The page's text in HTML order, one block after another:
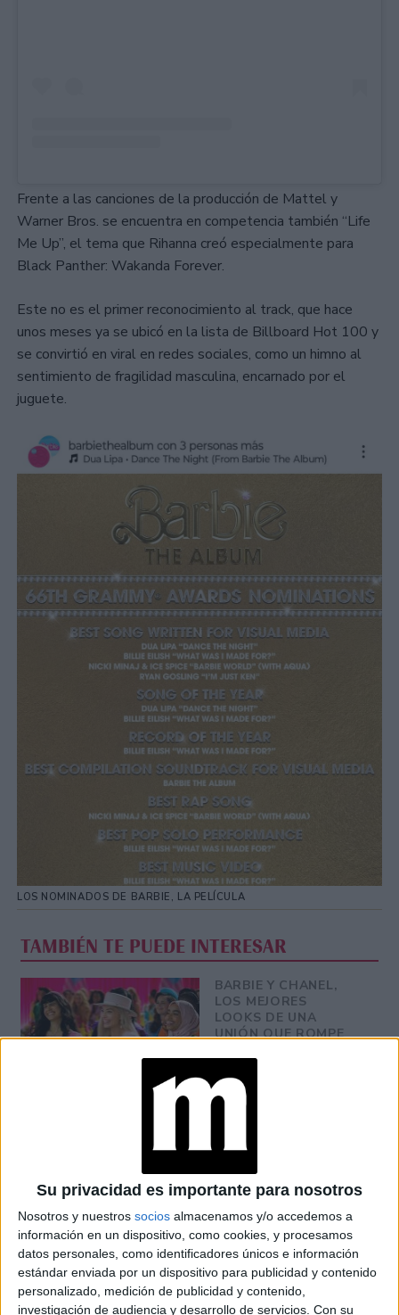
Su privacidad es importante para nosotros
Nosotros y nuestros socios almacenamos y/o accedemos a
información en un dispositivo, como cookies, y procesamos
datos personales, como identificadores únicos e información
estándar enviada por un dispositivo para publicidad y contenido
personalizado, medición de publicidad y contenido,
investigación de audiencia y desarrollo de servicios. Con su
Frente a las canciones de la producción de Mattel y
Warner Bros. se encuentra en competencia también “Life
Me Up”, el tema que Rihanna creó especialmente para
Black Panther: Wakanda Forever.
Este no es el primer reconocimiento al track, que hace
unos meses ya se ubicó en la lista de Billboard Hot 100 y
se convirtió en viral en redes sociales, como un himno al
sentimiento de fragilidad masculina, encarnado por el
juguete.
LOS NOMINADOS DE BARBIE, LA PELÍCULA
TAMBIÉN TE PUEDE INTERESAR
BARBIE Y CHANEL,
LOS MEJORES
LOOKS DE UNA
UNIÓN QUE ROMPE
GRETA GERWIG, LA
NUEVO MUNDO DE
BARBIE
DESCUBRIENDO EL
ESTILO ÚNICO DE
EVA MENDES, LA
ESPOSA DE RYAN
GOSLING QUE ES
UNA PIN UP GIRL